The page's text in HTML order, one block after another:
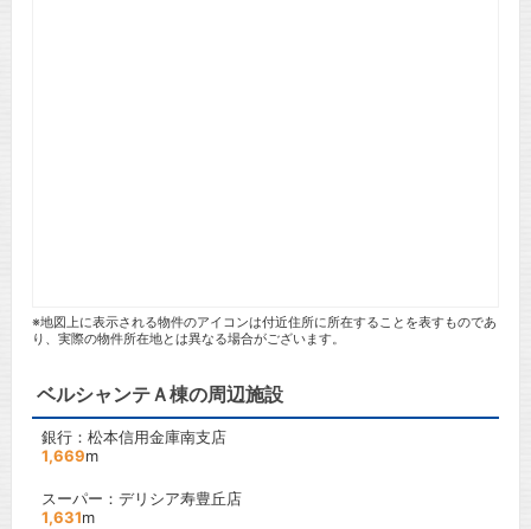
※地図上に表示される物件のアイコンは付近住所に所在することを表すものであ
り、実際の物件所在地とは異なる場合がございます。
ベルシャンテＡ棟の周辺施設
銀行：松本信用金庫南支店
1,669m
スーパー：デリシア寿豊丘店
1,631m